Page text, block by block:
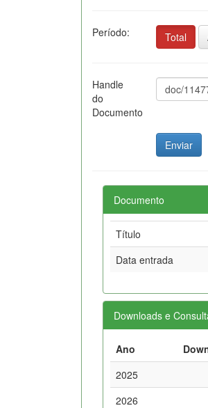
Período: Total
Handle
do
Documento
Documento
Título
Data entrada
Downloads e
Ano
2025
2026